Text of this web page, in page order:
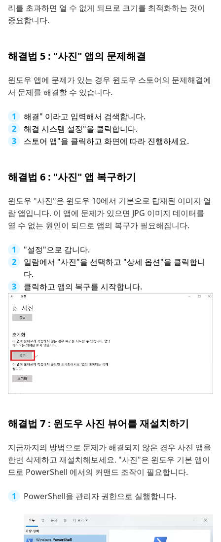
리를 초과하면 열 수 없게 되므로 크기를 최적화하는 것이
중요합니다.
해결법 5 : "사진" 앱의 문제해결
윈도우 앱에 문제가 있는 경우 윈도우 스토어의 문제해결에
서 문제를 해결할 수 있습니다.
해결" 이라고 입력해서 검색합니다.
해결 시스템 설정"을 클릭합니다.
스토어 앱"을 클릭하고 화면에 따라 진행하세요.
해결법 6 : "사진" 앱 복구하기
윈도우 "사진"은 윈도우 10에서 기본으로 탑재된 이미지 열
람 앱입니다. 이 앱에 문제가 있으면 JPG 이미지 데이터를
열 수 없는 원인이 되므로 앱의 복구가 필요해집니다.
"설정"으로 갑니다.
일람에서 "사진"을 선택하고 "상세 옵션"을 클릭합니
다.
클릭하고 앱의 복구를 시작합니다.
해결법 7 : 윈도우 사진 뷰어를 재설치하기
지금까지의 방법으로 문제가 해결되지 않은 경우 사진 앱을
한번 삭제하고 재설치해보세요. "사진"은 윈도우 기본 앱이
므로 PowerShell 에서의 커맨드 조작이 필요합니다.
PowerShell을 관리자 권한으로 실행합니다.